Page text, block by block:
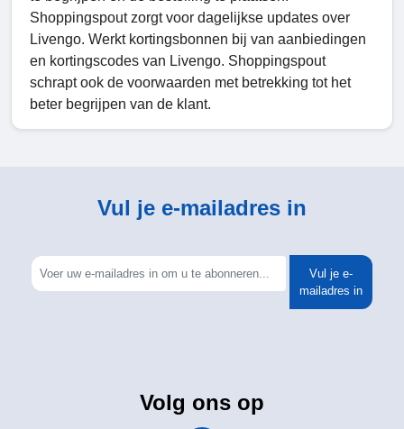
Shoppingspout zorgt voor dagelijkse updates over
Livengo. Werkt kortingsbonnen bij van aanbiedingen
en kortingscodes van Livengo. Shoppingspout
schrapt ook de voorwaarden met betrekking tot het
beter begrijpen van de klant.
Vul je e-mailadres in
Vul je e-
mailadres in
Volg ons op